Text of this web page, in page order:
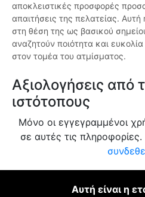
αποκλειστικές προσφορές
απαιτήσεις της πελατείας.
στη θέση της ως βασικού
αναζητούν ποιότητα και
στον τομέα του ατμίσματος.
Αξιολογήσεις από
ιστότοπους
Μόνο οι εγγεγραμμένοι
σε αυτές τις πληροφορίες.
Αυτή είναι η